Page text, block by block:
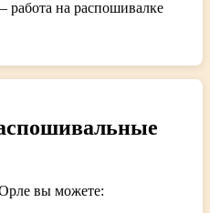
работа на распошивалке
вы можете: